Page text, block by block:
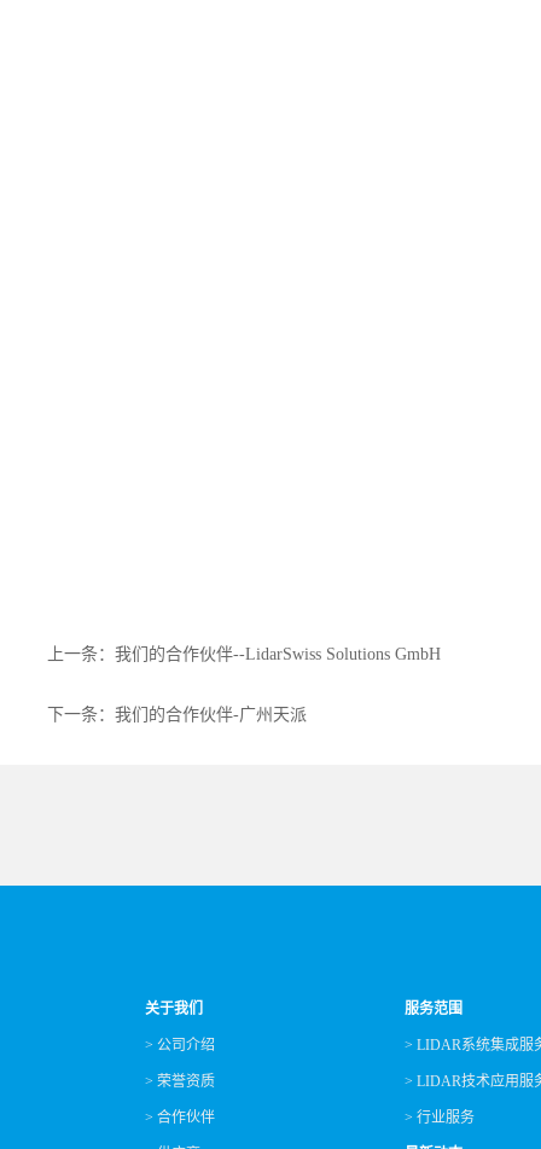
上一条：我们的合作伙伴--LidarSwiss Solutions GmbH
下一条：我们的合作伙伴-广州天派
关于我们
> 公司介绍
> 荣誉资质
> 合作伙伴
服务范围
> LIDAR系统集成服
> LIDAR技术应用服
> 行业服务